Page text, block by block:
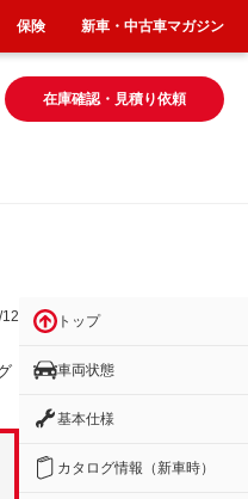
在庫確認・見積り依頼
トップ
車両状態
基本仕様
カタログ情報（新車時）
保険 新車・中古車マガジン